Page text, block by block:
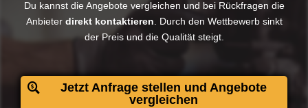
Du kannst die Angebote vergleichen und bei Rückfragen die
Anbieter direkt kontaktieren. Durch den Wettbewerb sinkt
der Preis und die Qualität steigt.​
Jetzt Anfrage stellen und Angebote
vergleichen